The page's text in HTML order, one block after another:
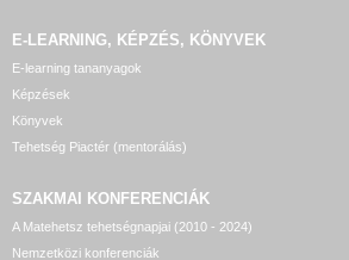
E-LEARNING, KÉPZÉS, KÖNYVEK
E-learning tananyagok
Képzések
Könyvek
Tehetség Piactér (mentorálás)
SZAKMAI KONFERENCIÁK
A Matehetsz tehetségnapjai (2010 - 2024)
Nemzetközi konferenciák